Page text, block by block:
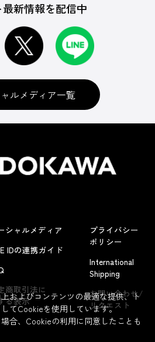
新情報を配信中
ルメディア一覧
シャルメディア
IDの連携ガイド
商取引法に
る表示
プライバシー
ポリシー
International
Shipping
お問い合わせ/
リクエスト
およびコンテンツの最適な提供、ト
てCookieを使用しています。
合、Cookieの利用に同意したことも